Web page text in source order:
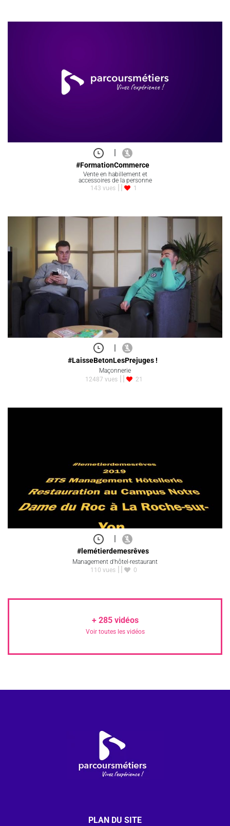
#FormationCommerce
Vente en habillement et
accessoires de la personne
143 vues
1
|
#LaisseBetonLesPrejuges !
Maçonnerie
12487 vues
21
#lemétierdemesrêves
Management d'hôtel-restaurant
110 vues
0
+ 285vidéos
Voir toutes les vidéos
PLAN DU SITE